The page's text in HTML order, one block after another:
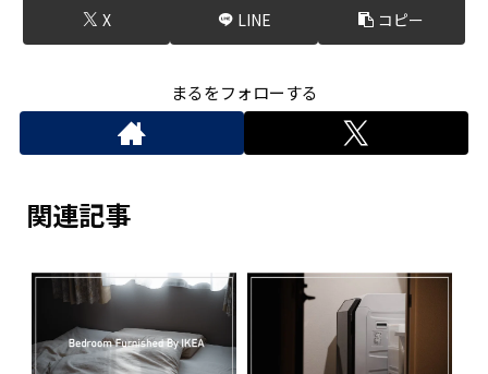
X LINE コピー
まるをフォローする
関連記事